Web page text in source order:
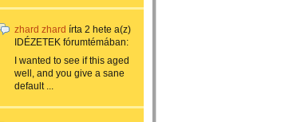
zhard zhard írta 2 hete a(z)
IDÉZETEK fórumtémában:
I wanted to see if this aged
well, and you give a sane
default ...